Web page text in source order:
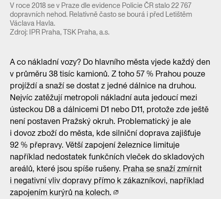
V roce 2018 se v Praze dle evidence Policie ČR stalo 22 767
dopravních nehod. Relativně často se bourá i před Letištěm
Václava Havla.
Zdroj: IPR Praha, TSK Praha, a.s.
A co nákladní vozy? Do hlavního města vjede každý den
v průměru 38 tisíc kamionů. Z toho 57 % Prahou pouze
projíždí a snaží se dostat z jedné dálnice na druhou.
Nejvíc zatěžují metropoli nákladní auta jedoucí mezi
ústeckou D8 a dálnicemi D1 nebo D11, protože zde ještě
není postaven Pražský okruh. Problematický je ale
i dovoz zboží do města, kde silniční doprava zajišťuje
92 % přepravy. Větší zapojení železnice limituje
například nedostatek funkčních vleček do skladových
areálů, které jsou spíše rušeny. Praha se snaží zmírnit
i negativní vliv dopravy přímo k zákazníkovi, například
zapojením kurýrů na kolech.